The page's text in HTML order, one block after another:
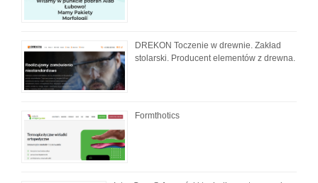
DREKON Toczenie w drewnie. Zakład
stolarski. Producent elementów z drewna.
Formthotics